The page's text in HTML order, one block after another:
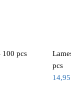
100 pcs
pcs
14,95